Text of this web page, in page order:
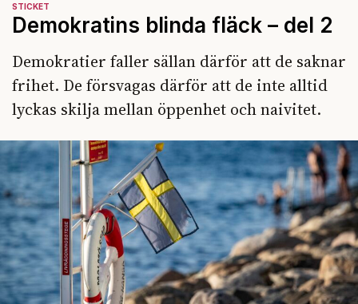
STICKET
Demokratins blinda fläck – del 2
Demokratier faller sällan därför att de saknar
frihet. De försvagas därför att de inte alltid
lyckas skilja mellan öppenhet och naivitet.